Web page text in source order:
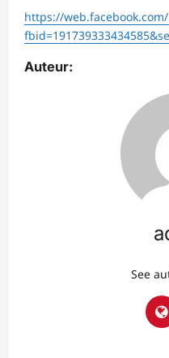
https://
Auteur:
See